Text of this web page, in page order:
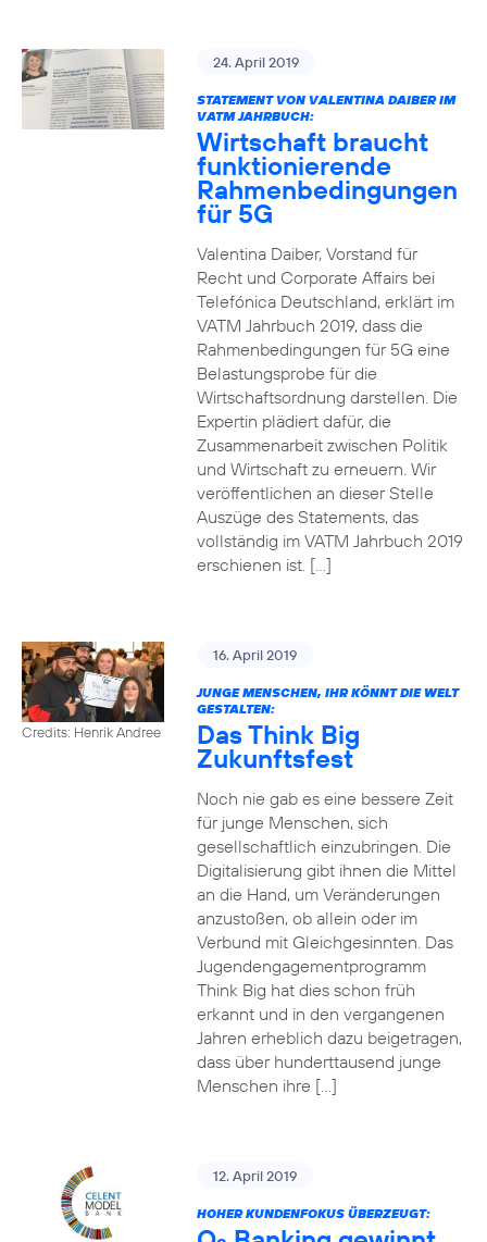
24. April 2019
STATEMENT VON VALENTINA DAIBER IM
VATM JAHRBUCH:
Wirtschaft braucht
funktionierende
Rahmenbedingungen
für 5G
Valentina Daiber, Vorstand für
Recht und Corporate Affairs bei
Telefónica Deutschland, erklärt im
VATM Jahrbuch 2019, dass die
Rahmenbedingungen für 5G eine
Belastungsprobe für die
Wirtschaftsordnung darstellen. Die
Expertin plädiert dafür, die
Zusammenarbeit zwischen Politik
und Wirtschaft zu erneuern. Wir
veröffentlichen an dieser Stelle
Auszüge des Statements, das
vollständig im VATM Jahrbuch 2019
erschienen ist. […]
Credits: Henrik Andree
16. April 2019
JUNGE MENSCHEN, IHR KÖNNT DIE WELT
GESTALTEN:
Das Think Big
Zukunftsfest
Noch nie gab es eine bessere Zeit
für junge Menschen, sich
gesellschaftlich einzubringen. Die
Digitalisierung gibt ihnen die Mittel
an die Hand, um Veränderungen
anzustoßen, ob allein oder im
Verbund mit Gleichgesinnten. Das
Jugendengagementprogramm
Think Big hat dies schon früh
erkannt und in den vergangenen
Jahren erheblich dazu beigetragen,
dass über hunderttausend junge
Menschen ihre […]
12. April 2019
HOHER KUNDENFOKUS ÜBERZEUGT: